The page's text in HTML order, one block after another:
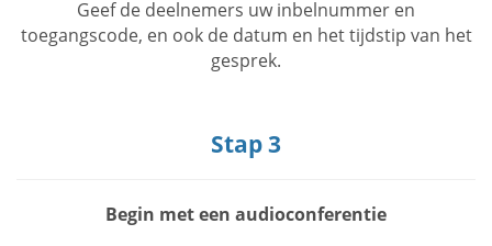
Geef de deelnemers uw inbelnummer en
toegangscode, en ook de datum en het tijdstip van het
gesprek.
Stap 3
Begin met een audioconferentie